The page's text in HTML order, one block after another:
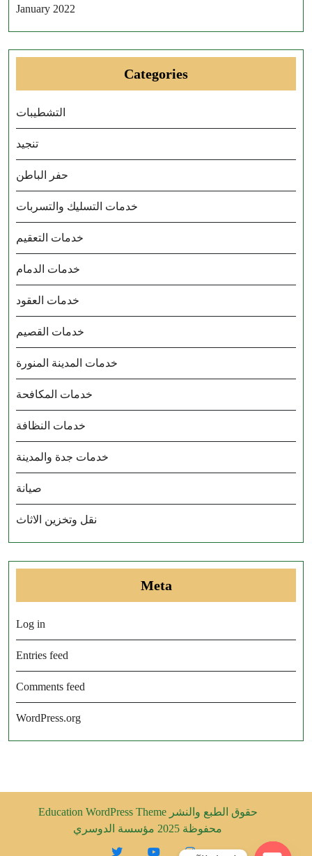
January 2022
Categories
التشطيبات
تنجيد
حفر الباطن
خدمات التسليك والتسربات
خدمات التعقيم
خدمات الدمام
خدمات العقود
خدمات القصيم
خدمات المدينة المنورة
خدمات المكافحة
خدمات النظافة
خدمات جدة والمدينة
صيانة
نقل وتخزين الاثاث
Meta
Log in
Entries feed
Comments feed
WordPress.org
Education WordPress Theme حقوق الطبع والنشر
محفوظة 2025 مؤسسة الدوسري
TwitterYoutubeInstagram